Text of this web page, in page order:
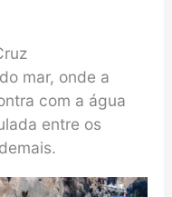
mar, onde a
com a água
entre os